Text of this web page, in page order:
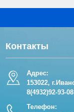
Контакты
Адрес:
153022,
8(4932)92-93-08
Телефон: